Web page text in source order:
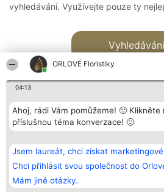
ORLOVÉ Floristiky
04:13
Ahoj, rádi Vám pomůžeme! 🙂 Klikněte
příslušnou téma konverzace! 🙂
Jsem laureát, chci získat
Chci přihlásit svou společnost do
Mám jiné otázky.
vyhledávání. Využívejte pouze ty
Vyhledávání
Bright Side Solutions sp. z o.
o. sp. k.
ul. Ruska 22
Wrocław 50-079
KRS 0000749100 | Regon
381313360 | NIP 8943132676
Vítězové
Seznam všech
laureátů
Zásady
Zásady